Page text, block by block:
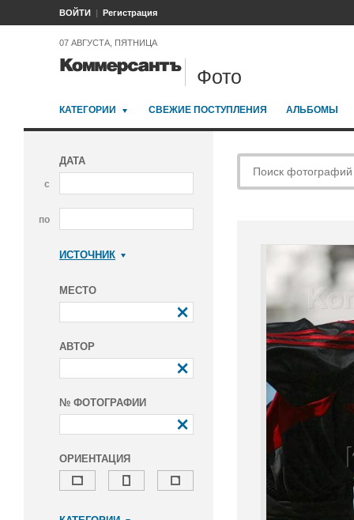
ВОЙТИ Регистрация
07 АВГУСТА, ПЯТНИЦА
Фото
КАТЕГОРИИ СВЕЖИЕ ПОСТУПЛЕНИЯ АЛЬБОМЫ
ДАТА
с
по
ИСТОЧНИК
МЕСТО
АВТОР
№ ФОТОГРАФИИ
ОРИЕНТАЦИЯ